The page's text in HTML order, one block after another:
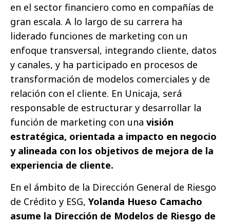
en el sector financiero como en compañías de
gran escala. A lo largo de su carrera ha
liderado funciones de marketing con un
enfoque transversal, integrando cliente, datos
y canales, y ha participado en procesos de
transformación de modelos comerciales y de
relación con el cliente. En Unicaja, será
responsable de estructurar y desarrollar la
función de marketing con una visión
estratégica, orientada a impacto en negocio
y alineada con los objetivos de mejora de la
experiencia de cliente.
En el ámbito de la Dirección General de Riesgo
de Crédito y ESG, Yolanda Hueso Camacho
asume la Dirección de Modelos de Riesgo de